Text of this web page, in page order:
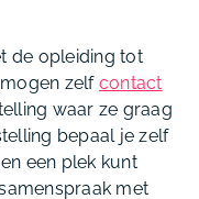
de opleiding tot
zelf contact
waar ze graag
bepaal je zelf
een plek kunt
met